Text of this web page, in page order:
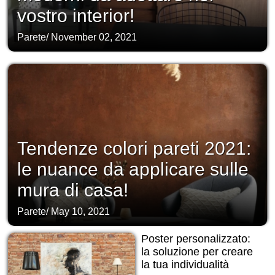
vostro interior!
Parete/ November 02, 2021
Tendenze colori pareti 2021:
le nuance da applicare sulle
mura di casa!
Parete/ May 10, 2021
Poster personalizzato:
la soluzione per creare
la tua individualità